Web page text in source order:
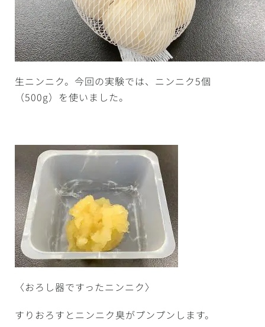
生ニンニク。今回の実験では、ニンニク5個
（500g）を使いました。
〈おろし器ですったニンニク〉
すりおろすとニンニク臭がプンプンします。